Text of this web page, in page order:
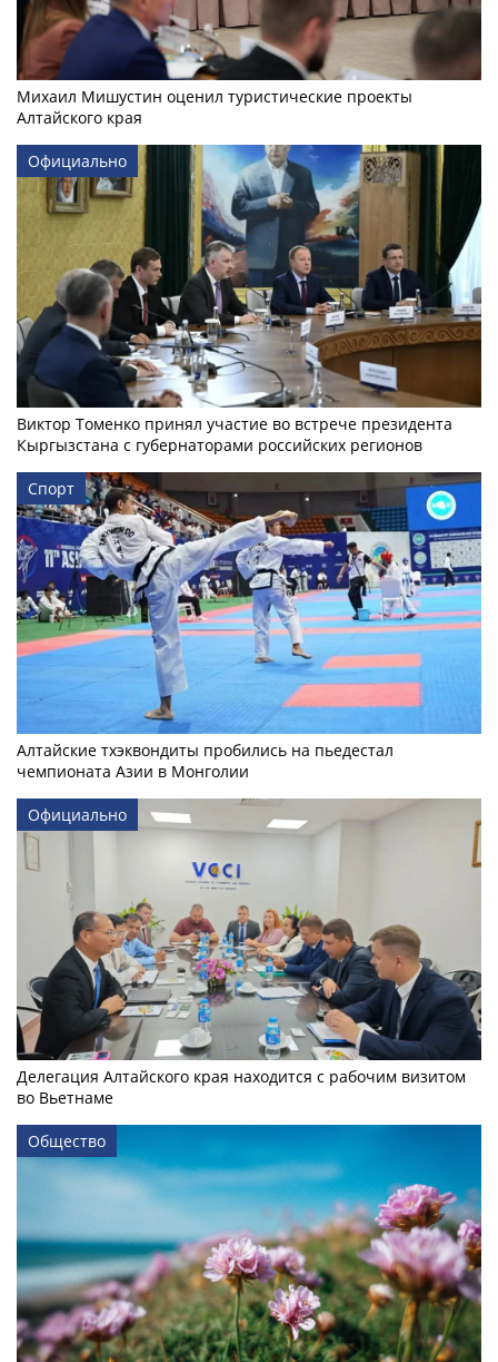
Михаил Мишустин оценил туристические проекты
Алтайского края
Официально
Виктор Томенко принял участие во встрече президента
Кыргызстана с губернаторами российских регионов
Спорт
Алтайские тхэквондиты пробились на пьедестал
чемпионата Азии в Монголии
Официально
Делегация Алтайского края находится с рабочим визитом
во Вьетнаме
Общество